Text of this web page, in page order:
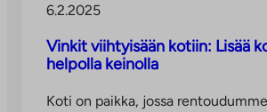
6.2.2025
Vinkit viihtyisään kotiin: Lisää
helpolla keinolla
Koti on paikka, jossa